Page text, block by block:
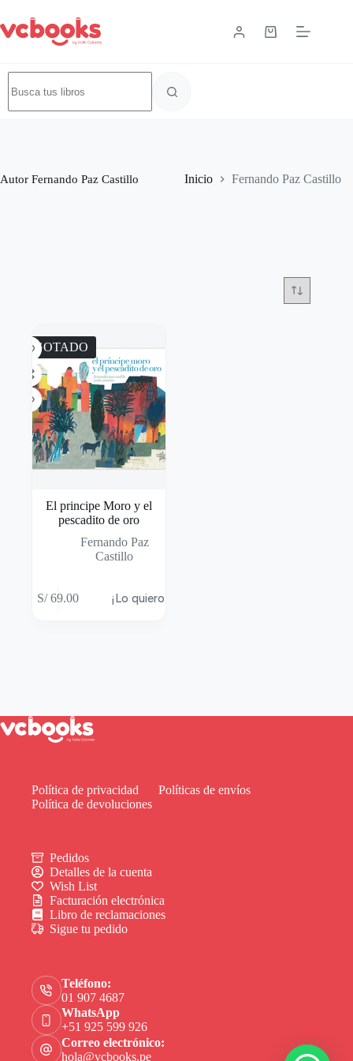
Autor Fernando Paz Castillo Inicio Fernando Paz Castillo
AGOTADO
El principe Moro y el
pescadito de oro
Fernando Paz
Castillo
S/69.00 ¡Lo quiero!
Política de privacidad
Políticas de envíos
Política de devoluciones
Pedidos
Detalles de la cuenta
Wish List
Facturación electrónica
Libro de reclamaciones
Sigue tu pedido
Teléfono:
01 907 4687
WhatsApp
+51 925 599 926
Correo electrónico:
hola@vcbooks.pe